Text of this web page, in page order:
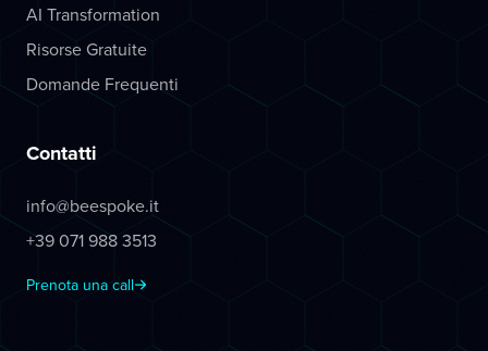
AI Transformation
Risorse Gratuite
Domande Frequenti
Contatti
info@beespoke.it
+39 071 988 3513
Prenota una call